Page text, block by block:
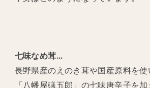
七味なめ茸…
長野県産のえのき茸や国産原料を
「八幡屋礒五郎」の七味唐辛子を